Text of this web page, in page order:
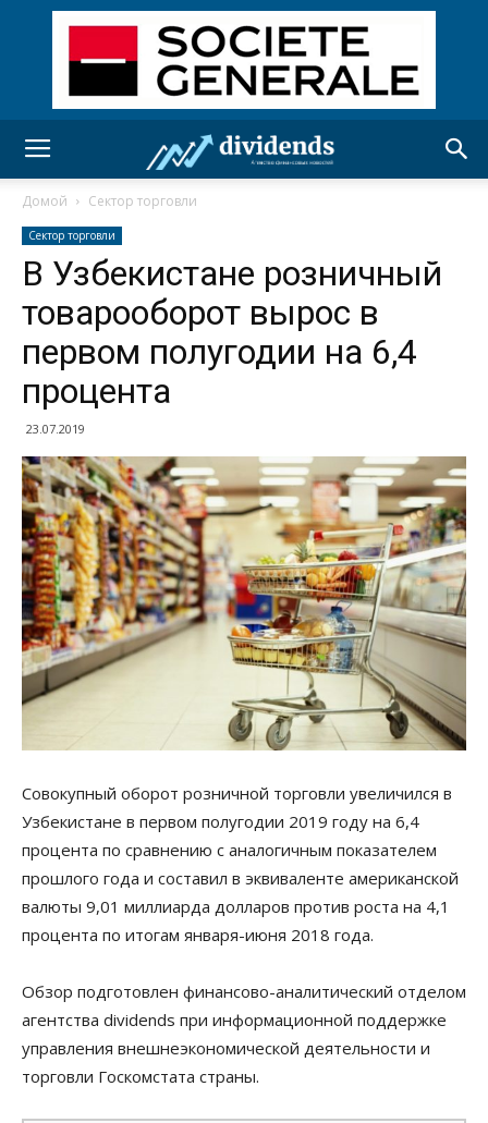
Домой Сектор торговли
Сектор торговли
В Узбекистане розничный
товарооборот вырос в
первом полугодии на 6,4
процента
23.07.2019
Совокупный оборот розничной торговли увеличился в
Узбекистане в первом полугодии 2019 году на 6,4
процента по сравнению с аналогичным показателем
прошлого года и составил в эквиваленте американской
валюты 9,01 миллиарда долларов против роста на 4,1
процента по итогам января-июня 2018 года.
Обзор подготовлен финансово-аналитический отделом
агентства dividends при информационной поддержке
управления внешнеэкономической деятельности и
торговли Госкомстата страны.